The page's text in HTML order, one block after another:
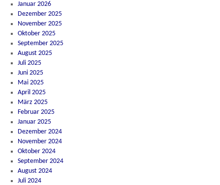
Januar 2026
Dezember 2025
November 2025
Oktober 2025
September 2025
August 2025
Juli 2025
Juni 2025
Mai 2025
April 2025
März 2025
Februar 2025
Januar 2025
Dezember 2024
November 2024
Oktober 2024
September 2024
August 2024
Juli 2024